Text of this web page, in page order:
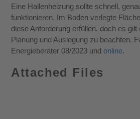
Eine Hallenheizung sollte schnell,
funktionieren. Im Boden verlegte
diese Anforderung erfüllen. doch es
Planung und Auslegung zu beachten.
Energieberater 08/2023 undonline.
Attached Files